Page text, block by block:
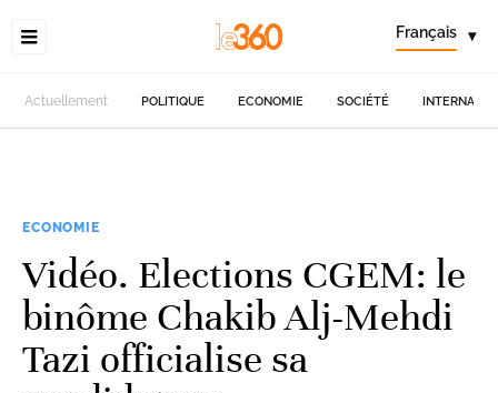
Français ▾
Actuellement POLITIQUE ECONOMIE SOCIÉTÉ
ECONOMIE
Vidéo. Elections CGEM: le
binôme Chakib Alj-Mehdi
Tazi officialise sa